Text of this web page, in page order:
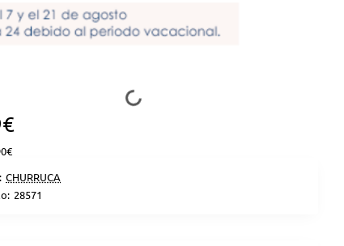
CHURRUCA
28571